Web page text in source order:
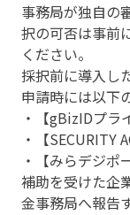
事務局が独自の
択の可否は事前
ください。
採択前に導入し
申請時には以下
・【gBizIDプラ
・【SECURITY
・【みらデジポ
補助を受けた企
金事務局へ報告